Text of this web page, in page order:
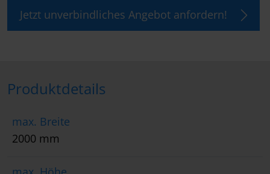
Jetzt unverbindliches Angebot anfordern!
Produktdetails
max. Breite
2000 mm